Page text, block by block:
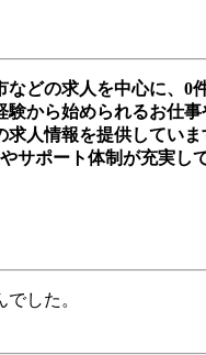
どの求人を中心に、
から始められるお仕
人情報を提供してい
サポート体制が充実し
した。